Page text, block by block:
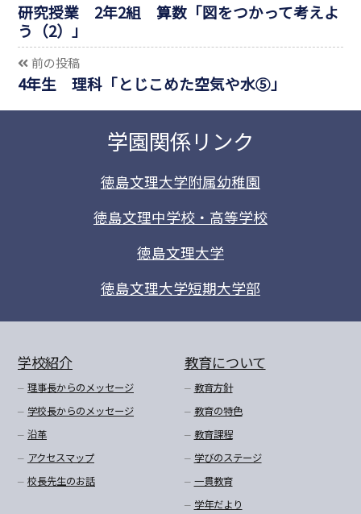
研究授業 2年2組 算数「図をつかって考えよ
う（2）」
前の投稿
4年生 理科「とじこめた空気や水⑤」
学園関係リンク
徳島文理大学附属幼稚園
徳島文理中学校・高等学校
徳島文理大学
徳島文理大学短期大学部
学校紹介
理事長からのメッセージ
学校長からのメッセージ
沿革
アクセスマップ
校長先生のお話
教育について
教育方針
教育の特色
教育課程
学びのステージ
一貫教育
学年だより